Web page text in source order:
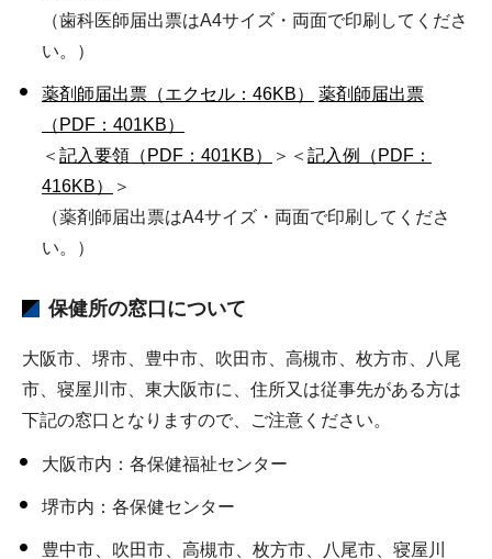
（歯科医師届出票はA4サイズ・両面で印刷してくださ
い。）
薬剤師届出票（エクセル：46KB）
薬剤師届出票
（PDF：401KB）
＜ 記入要領（PDF：401KB） ＞＜ 記入例（PDF：
416KB）
＞
（薬剤師届出票はA4サイズ・両面で印刷してくださ
い。）
保健所の窓口について
大阪市、堺市、豊中市、吹田市、高槻市、枚方市、八尾
市、寝屋川市、東大阪市に、住所又は従事先がある方は
下記の窓口となりますので、ご注意ください。
大阪市内：各保健福祉センター
堺市内：各保健センター
豊中市、吹田市、高槻市、枚方市、八尾市、寝屋川